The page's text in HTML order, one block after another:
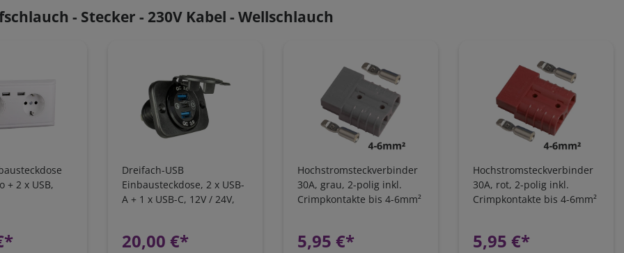
- Stecker - 230V Kabel - Wellschlauch
+ 2 x USB,
Dreifach-USB
Einbausteckdose, 2 x USB-
A + 1 x USB-C, 12V / 24V,
20,00 €*
Hochstromsteckverbinder
30A, grau, 2-polig inkl.
Crimpkontakte bis 4-6mm²
5,95 €*
Hochstromsteckverbinder
30A, rot, 2-polig inkl.
Crimpkontakte bis 4-6mm²
5,95 €*